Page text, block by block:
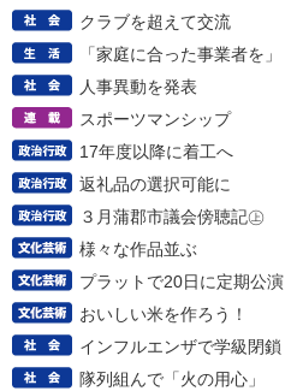
クラブを超えて交流
「家庭に合った事業者を」
人事異動を発表
スポーツマンシップ
17年度以降に着工へ
返礼品の選択可能に
３月蒲郡市議会傍聴記㊤
様々な作品並ぶ
プラットで20日に定期公演
おいしい米を作ろう！
インフルエンザで学級閉鎖
隊列組んで「火の用心」